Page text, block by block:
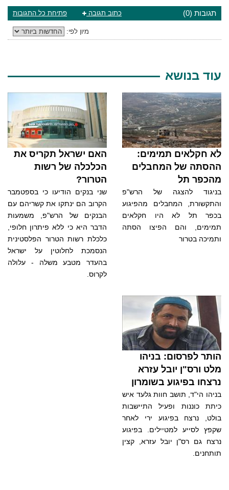
תגובות (0) פתיחת כל התגובות כתוב תגובה
מיון לפי:
עוד בנושא
לא חקלאים תמימים:
ההסתה של המחבלים
מהכפר תל
בניגוד להצגה של הרש"פ
והתקשורת, המחבלים מהפיגוע
בכפר תל לא היו חקלאים
תמימים, והם הפיצו הסתה
ותמיכה בטרור
האם ישראל תקריס את
הכלכלה של רשות
הטרור?
שני בנקים הודיעו כי בספטמבר
הקרוב הם ינתקו את קשריהם עם
הבנקים של הרש"פ, משמעות
הדבר היא כי ללא פיתרון חלופי,
כלכלת רשות הטרור הפלסטינית
הנסמכת לחלוטין על ישראל
בהעדר מטבע משלה - עלולה
לקרוס.
הותר לפרסום: בניהו
מלט ורס"ן יובל עזרא
נרצחו בפיגוע בשומרון
בניהו הי"ד, תושב חוות גלעד איש
כיתת כוננות ופעיל התיישבות
בולט, נרצח בפיגוע ירי לאחר
שקפץ לסייע למטיילים. בפיגוע
נרצח גם רס"ן יובל עזרא, קצין
תותחנים.